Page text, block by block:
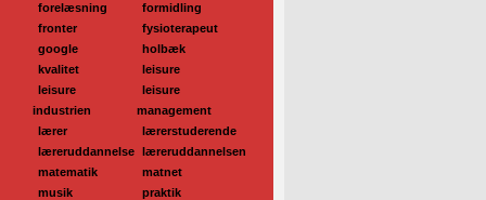
forelæsning
formidling
fronter
fysioterapeut
google
holbæk
kvalitet
leisure
leisure
industrien
leisure
management
lærer
lærerstuderende
læreruddannelse læreruddannelsen
matematik
matnet
musik
praktik